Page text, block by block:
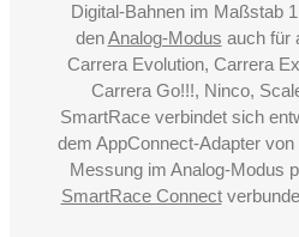
Digital-Bahnen im Maßstab
denAnalog-Modus auch für
Carrera Evolution, Carrera
Carrera Go!!!, Ninco,
SmartRace verbindet sich
dem AppConnect-Adapter
Messung im Analog-Modus
SmartRace Connect